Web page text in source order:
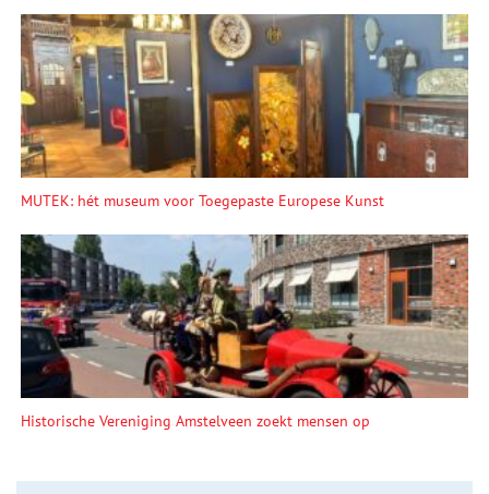
MUTEK: hét museum voor Toegepaste Europese Kunst
Historische Vereniging Amstelveen zoekt mensen op